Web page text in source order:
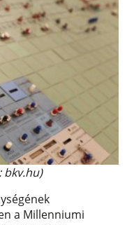
bkv.hu)
a Millenniumi